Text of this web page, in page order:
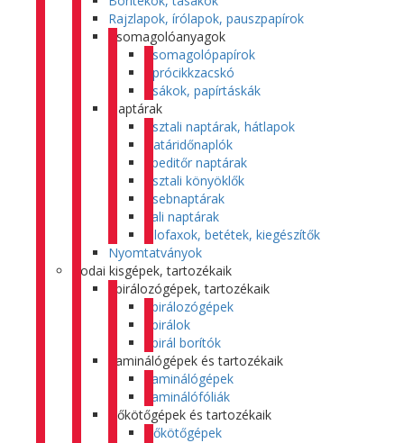
Rajzlapok, írólapok, pauszpapírok
Csomagolóanyagok
Csomagolópapírok
Aprócikkzacskó
Zsákok, papírtáskák
Naptárak
Asztali naptárak, hátlapok
Határidőnaplók
Speditőr naptárak
Asztali könyöklők
Zsebnaptárak
Fali naptárak
Filofaxok, betétek, kiegészítők
Nyomtatványok
Irodai kisgépek, tartozékaik
Spirálozógépek, tartozékaik
Spirálozógépek
Spirálok
Spirál borítók
Laminálógépek és tartozékaik
Laminálógépek
Laminálófóliák
Hőkötőgépek és tartozékaik
Hőkötőgépek